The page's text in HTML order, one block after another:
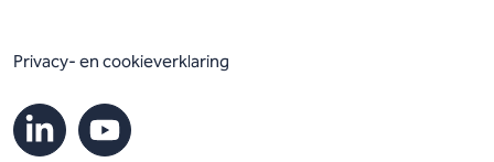
Privacy- en cookieverklaring